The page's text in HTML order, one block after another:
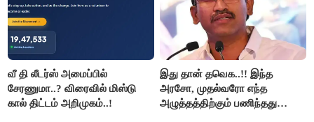
வீ தி லீடர்ஸ் அமைப்பில்
சேரணுமா..? விரைவில் மிஸ்டு
கால் திட்டம் அறிமுகம்..!
இது தான் தவெக..!! இந்த
அரசோ, முதல்வரோ எந்த
அழுத்தத்திற்கும் பணிந்தது